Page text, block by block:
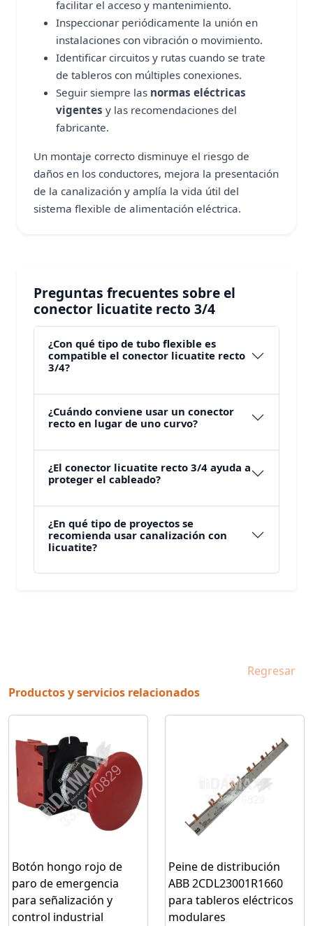
facilitar el acceso y mantenimiento.
Inspeccionar periódicamente la unión en
instalaciones con vibración o movimiento.
Identificar circuitos y rutas cuando se trate
de tableros con múltiples conexiones.
Seguir siempre las normas eléctricas
vigentes y las recomendaciones del
fabricante.
Un montaje correcto disminuye el riesgo de
daños en los conductores, mejora la presentación
de la canalización y amplía la vida útil del
sistema flexible de alimentación eléctrica.
Preguntas frecuentes sobre el
conector licuatite recto 3/4
¿Con qué tipo de tubo flexible es
compatible el conector licuatite recto
3/4?
¿Cuándo conviene usar un conector
recto en lugar de uno curvo?
¿El conector licuatite recto 3/4 ayuda a
proteger el cableado?
¿En qué tipo de proyectos se
recomienda usar canalización con
licuatite?
Regresar
Productos y servicios relacionados
Botón hongo rojo de
paro de emergencia
para señalización y
control industrial
Peine de distribución
ABB 2CDL23001R1660
para tableros eléctricos
modulares